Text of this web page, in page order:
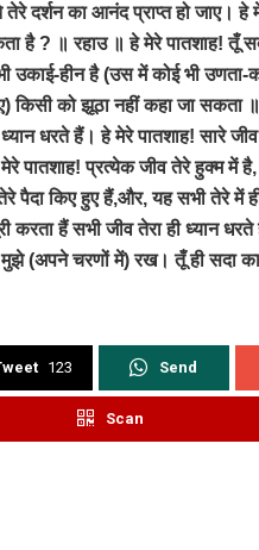
दर्शन का आनंद प्राप्त हो जाए। हे
है ? ॥ रहाउ ॥ हे मेरे पातशाह! तूँ
हीन है (उस में कोई भी उणता-
किसी को झूठा नहीं कहा जा सकता
ध्यान धरते हैं। हे मेरे पातशाह! सारे
पातशाह! प्रत्येक जीव तेरे हुक्म में
पैदा किए हुए हैं,और, यह सभी तेरे में
करता हैं सभी जीव तेरा ही ध्यान
(अपने चरणों में) रख। तूँ ही सदा
123 Send
Scan